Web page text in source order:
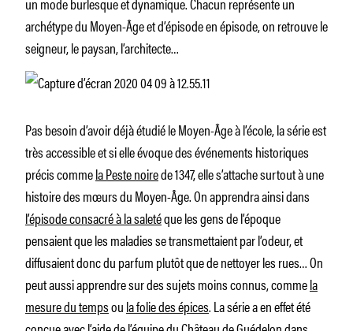
archétype du Moyen-Âge et d’épisode en épisode, on retrouve le
seigneur, le paysan, l’architecte…
Pas besoin d’avoir déjà étudié le Moyen-Âge à l’école, la série est
très accessible et si elle évoque des événements historiques
précis commela Peste noirede 1347, elle s’attache surtout à une
histoire des mœurs du Moyen-Âge. On apprendra ainsi dans
l’épisode consacré à la saletéque les gens de l’époque
pensaient que les maladies se transmettaient par l’odeur, et
diffusaient donc du parfum plutôt que de nettoyer les rues… On
peut aussi apprendre sur des sujets moins connus, commela
mesure du tempsoula folie des épices. La série a en effet été